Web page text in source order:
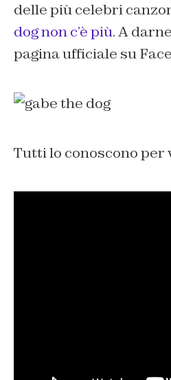
delle più celebri
dog non c’è più. A
pagina ufficiale su
Tutti lo conoscono per